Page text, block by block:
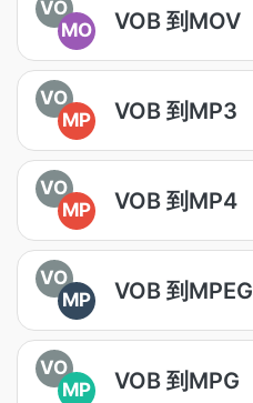
VO
MO
VOB 到MOV
VO
MP
VOB 到MP3
VO
MP
VOB 到MP4
VO
MP
VOB 到MPEG
VO
MP
VOB 到MPG